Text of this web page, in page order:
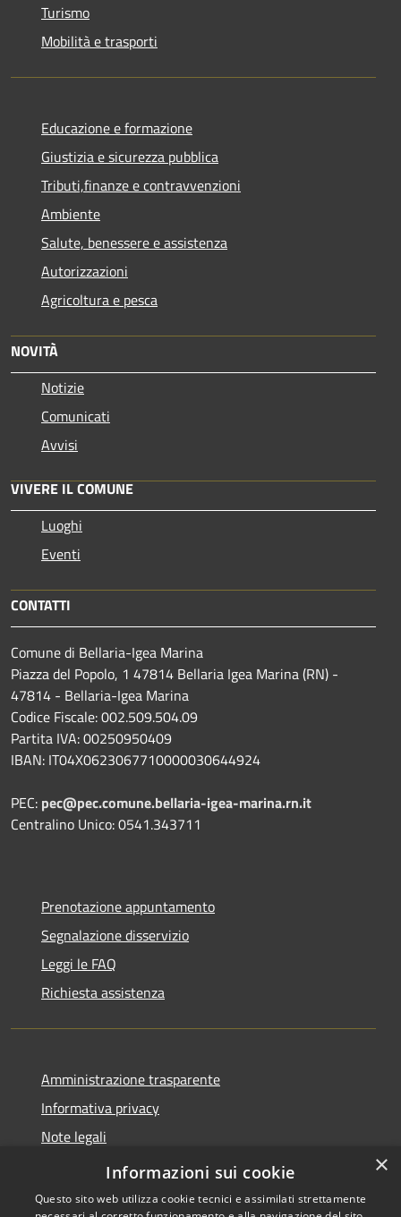
Turismo
Mobilità e trasporti
Educazione e formazione
Giustizia e sicurezza pubblica
Tributi,finanze e contravvenzioni
Ambiente
Salute, benessere e assistenza
Autorizzazioni
Agricoltura e pesca
NOVITÀ
Notizie
Comunicati
Avvisi
VIVERE IL COMUNE
Luoghi
Eventi
CONTATTI
Comune di Bellaria-Igea Marina
Piazza del Popolo, 1 47814 Bellaria Igea Marina (RN) -
47814 - Bellaria-Igea Marina
Codice Fiscale: 002.509.504.09
Partita IVA: 00250950409
IBAN: IT04X0623067710000030644924
PEC: pec@pec.comune.bellaria-igea-marina.rn.it
Centralino Unico: 0541.343711
Prenotazione appuntamento
Segnalazione disservizio
Leggi le FAQ
Richiesta assistenza
Amministrazione trasparente
Informativa privacy
Note legali
Dichiarazione di accessibilità
×
Informazioni sui cookie
Questo sito web utilizza cookie tecnici e assimilati strettamente